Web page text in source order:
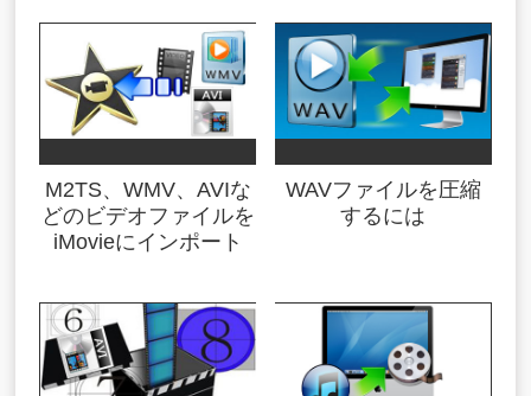
M2TS、WMV、AVIな
どのビデオファイルを
iMovieにインポート
WAVファイルを圧縮
するには